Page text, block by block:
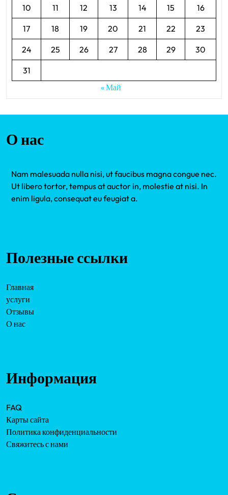
10 11 12 13 14 15 16
17 18 19 20 21 22 23
24 25 26 27 28 29 30
31
« Май
О нас
Nam malesuada nulla nisi, ut faucibus magna congue nec.
Ut libero tortor, tempus at auctor in, molestie at nisi. In
enim ligula, consequat eu feugiat a.
Полезные ссылки
Главная
услуги
Отзывы
О нас
Информация
FAQ
Карты сайта
Политика конфиденциальности
Свяжитесь с нами